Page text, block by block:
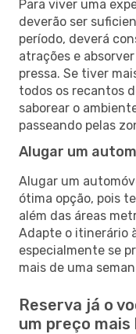
Para viver uma
deverão ser
período, deverá
atrações e
pressa. Se tiver
todos os recantos
saborear o
passeando pelas
Alugar um
Alugar um
ótima opção, pois
além das áreas
Adapte o itinerário
especialmente se
mais de uma
Reserva já o
um preço mais